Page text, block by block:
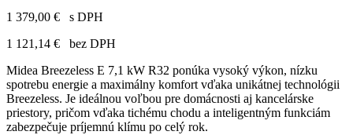
1 379,00 €
s DPH
1 121,14 €
bez DPH
Midea Breezeless E 7,1 kW R32 ponúka vysoký výkon, nízku
spotrebu energie a maximálny komfort vďaka unikátnej technológii
Breezeless. Je ideálnou voľbou pre domácnosti aj kancelárske
priestory, pričom vďaka tichému chodu a inteligentným funkciám
zabezpečuje príjemnú klímu po celý rok.